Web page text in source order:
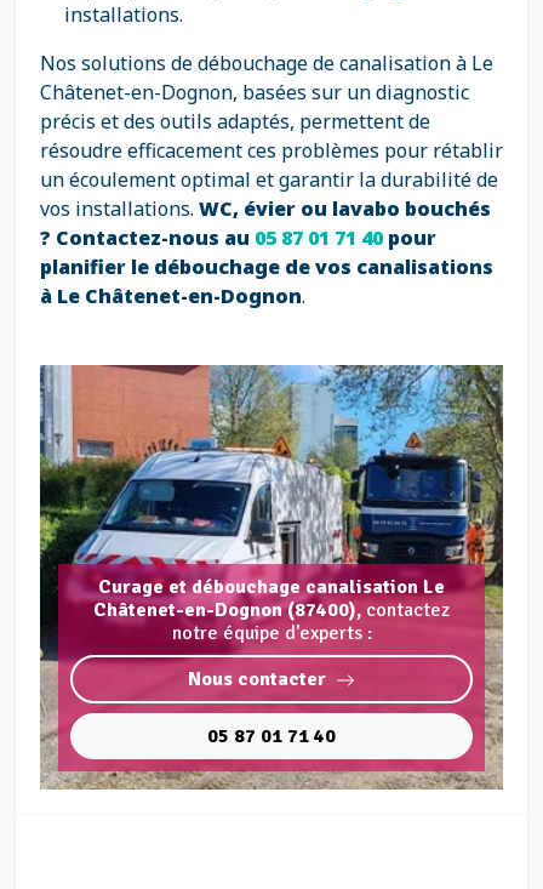
installations.
Nos solutions de débouchage de canalisation à Le
Châtenet-en-Dognon, basées sur un diagnostic
précis et des outils adaptés, permettent de
résoudre efficacement ces problèmes pour rétablir
un écoulement optimal et garantir la durabilité de
vos installations. WC, évier ou lavabo bouchés
? Contactez-nous au 05 87 01 71 40pour
planifier le débouchage de vos canalisations
à Le Châtenet-en-Dognon.
Curage et débouchage canalisation Le
Châtenet-en-Dognon (87400), contactez
notre équipe d'experts :
Nous contacter
05 87 01 71 40